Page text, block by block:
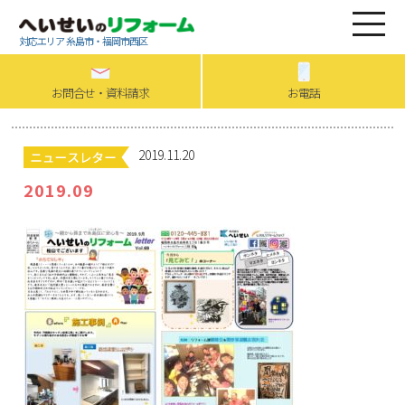
対応エリア 糸島市・福岡市西区
お問合せ・資料請求 お電話
2019.11.20
2019.09